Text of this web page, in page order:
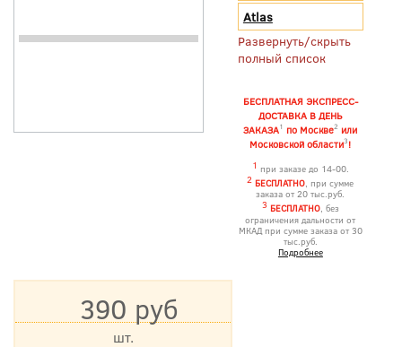
Atlas
Развернуть/скрыть
полный список
БЕСПЛАТНАЯ ЭКСПРЕСС-
ДОСТАВКА В ДЕНЬ
ЗАКАЗА1 по Москве2 или
Московской области3!
1 при заказе до 14-00.
2 БЕСПЛАТНО, при сумме
заказа от 20 тыс.руб.
3 БЕСПЛАТНО, без
ограничения дальности от
МКАД при сумме заказа от 30
тыс.руб.
Подробнее
390 руб
шт.